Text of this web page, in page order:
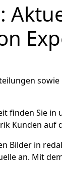
finden Sie
Kunden auf
Bilder in
an. Mit